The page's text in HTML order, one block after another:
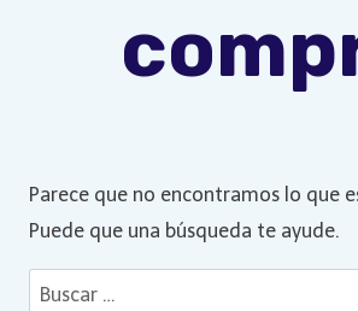
Parece que no encontramos lo que
Puede que una búsqueda te ayude.
Buscar: